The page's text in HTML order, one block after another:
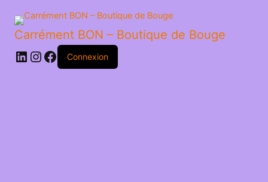
Carrément BON – Boutique de Bouge
LinkedIn
Instagram
Facebook
Connexion
SURPRISE